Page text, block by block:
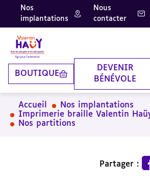
Aller
contenu
principal
Aller
pied
de
page
Aller
la
recherche
Nos
implantations
Nous
contacter
BOUTIQUE
DEVENIR
BÉNÉVOLE
Accueil
Nos implantations
Imprimerie braille Valentin
Nos partitions
Partager :